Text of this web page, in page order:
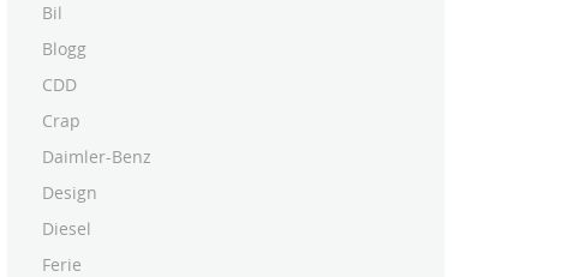
Bil
Blogg
CDD
Crap
Daimler-Benz
Design
Diesel
Ferie